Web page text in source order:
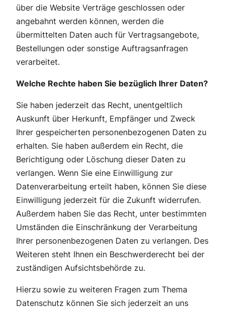
über die Website Verträge geschlossen oder
angebahnt werden können, werden die
übermittelten Daten auch für Vertragsangebote,
Bestellungen oder sonstige Auftragsanfragen
verarbeitet.
Welche Rechte haben Sie bezüglich Ihrer Daten?
Sie haben jederzeit das Recht, unentgeltlich
Auskunft über Herkunft, Empfänger und Zweck
Ihrer gespeicherten personenbezogenen Daten zu
erhalten. Sie haben außerdem ein Recht, die
Berichtigung oder Löschung dieser Daten zu
verlangen. Wenn Sie eine Einwilligung zur
Datenverarbeitung erteilt haben, können Sie diese
Einwilligung jederzeit für die Zukunft widerrufen.
Außerdem haben Sie das Recht, unter bestimmten
Umständen die Einschränkung der Verarbeitung
Ihrer personenbezogenen Daten zu verlangen. Des
Weiteren steht Ihnen ein Beschwerderecht bei der
zuständigen Aufsichtsbehörde zu.
Hierzu sowie zu weiteren Fragen zum Thema
Datenschutz können Sie sich jederzeit an uns